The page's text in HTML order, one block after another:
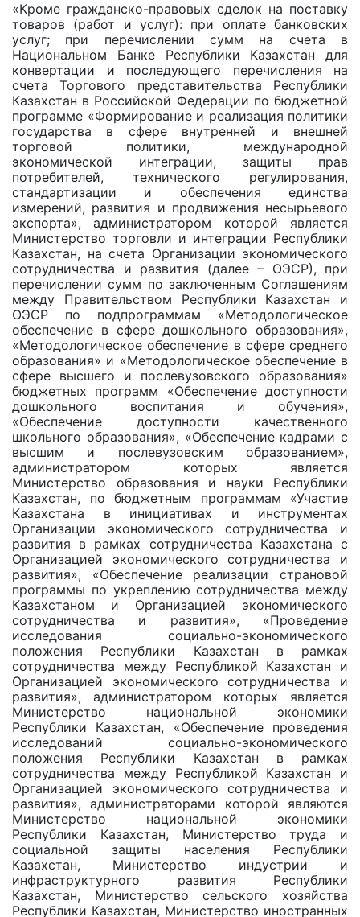
«Кроме гражданско-правовых сделок на поставку
товаров (работ и услуг): при оплате банковских
услуг; при перечислении сумм на счета в
Национальном Банке Республики Казахстан для
конвертации и последующего перечисления на
счета Торгового представительства Республики
Казахстан в Российской Федерации по бюджетной
программе «Формирование и реализация политики
государства в сфере внутренней и внешней
торговой политики, международной
экономической интеграции, защиты прав
потребителей, технического регулирования,
стандартизации и обеспечения единства
измерений, развития и продвижения несырьевого
экспорта», администратором которой является
Министерство торговли и интеграции Республики
Казахстан, на счета Организации экономического
сотрудничества и развития (далее – ОЭСР), при
перечислении сумм по заключенным Соглашениям
между Правительством Республики Казахстан и
ОЭСР по подпрограммам «Методологическое
обеспечение в сфере дошкольного образования»,
«Методологическое обеспечение в сфере среднего
образования» и «Методологическое обеспечение в
сфере высшего и послевузовского образования»
бюджетных программ «Обеспечение доступности
дошкольного воспитания и обучения»,
«Обеспечение доступности качественного
школьного образования», «Обеспечение кадрами с
высшим и послевузовским образованием»,
администратором которых является
Министерство образования и науки Республики
Казахстан, по бюджетным программам «Участие
Казахстана в инициативах и инструментах
Организации экономического сотрудничества и
развития в рамках сотрудничества Казахстана с
Организацией экономического сотрудничества и
развития», «Обеспечение реализации страновой
программы по укреплению сотрудничества между
Казахстаном и Организацией экономического
сотрудничества и развития», «Проведение
исследования социально-экономического
положения Республики Казахстан в рамках
сотрудничества между Республикой Казахстан и
Организацией экономического сотрудничества и
развития», администратором которых является
Министерство национальной экономики
Республики Казахстан, «Обеспечение проведения
исследований социально-экономического
положения Республики Казахстан в рамках
сотрудничества между Республикой Казахстан и
Организацией экономического сотрудничества и
развития», администраторами которой являются
Министерство национальной экономики
Республики Казахстан, Министерство труда и
социальной защиты населения Республики
Казахстан, Министерство индустрии и
инфраструктурного развития Республики
Казахстан, Министерство сельского хозяйства
Республики Казахстан, Министерство иностранных